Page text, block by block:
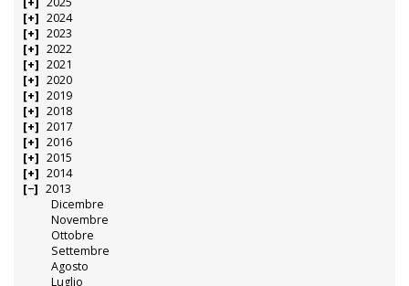
2024
2023
2022
2021
2020
2019
2018
2017
2016
2015
2014
2013
Dicembre
Novembre
Ottobre
Settembre
Agosto
Luglio